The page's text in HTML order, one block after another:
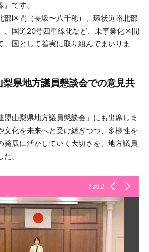
です。
部区間（長坂〜八千穂）、環状道路北部
、国道20号四車線化など、未事業化区間
、国として着実に取り組んでまいりま
梨県地方議員懇談会での意見共
盟山梨県地方議員懇談会」にも出席しま
文化を未来へと受け継ぎつつ、多様性を
発展に活かしていく大切さを、地方議員
。
1 の 2